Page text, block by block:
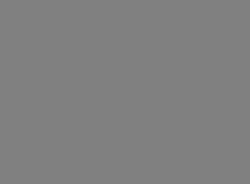
geam
aveți uși
pentru